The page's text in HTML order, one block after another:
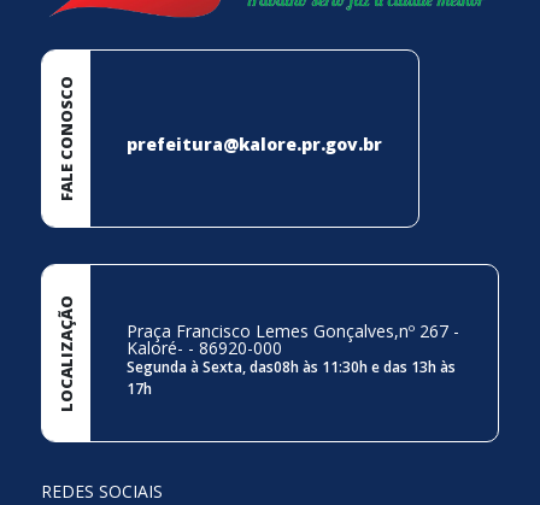
FALE CONOSCO prefeitura@kalore.pr.gov.br
LOCALIZAÇÃO Praça Francisco Lemes Gonçalves,nº 267 -
Kaloré- - 86920-000
Segunda à Sexta, das08h às 11:30h e das 13h às
17h
REDES SOCIAIS